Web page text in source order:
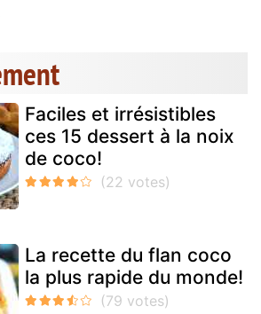
Faciles et irrésistibles
ces 15 dessert à la noix
de coco!
La recette du flan coco
la plus rapide du monde!